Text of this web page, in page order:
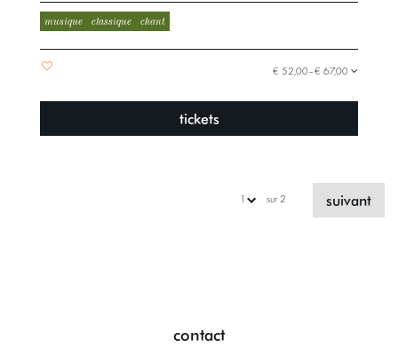
musique classique chant
€ 52,00–€ 67,00
tickets
sur 2 suivant
contact